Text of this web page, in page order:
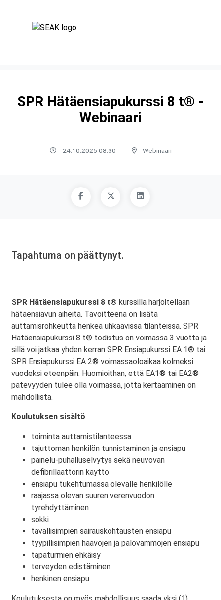
SPR Hätäensiapukurssi 8 t® -
Webinaari
24.10.2025 08:30 Webinaari
Tapahtuma on päättynyt.
SPR Hätäensiapukurssi 8 t® kurssilla harjoitellaan
hätäensiavun aiheita. Tavoitteena on lisätä
auttamisrohkeutta henkeä uhkaavissa tilanteissa. SPR
Hätäensiapukurssi 8 t® todistus on voimassa 3 vuotta ja
sillä voi jatkaa yhden kerran SPR Ensiapukurssi EA 1® tai
SPR Ensiapukurssi EA 2® voimassaoloaikaa kolmeksi
vuodeksi eteenpäin. Huomioithan, että EA1® tai EA2®
pätevyyden tulee olla voimassa, jotta kertaaminen on
mahdollista.
Koulutuksen sisältö
toiminta auttamistilanteessa
tajuttoman henkilön tunnistaminen ja ensiapu
painelu-puhalluselvytys sekä neuvovan
defibrillaattorin käyttö
ensiapu tukehtumassa olevalle henkilölle
raajassa olevan suuren verenvuodon
tyrehdyttäminen
sokki
tavallisimpien sairauskohtausten ensiapu
tyypillisimpien haavojen ja palovammojen ensiapu
tapaturmien ehkäisy
terveyden edistäminen
henkinen ensiapu